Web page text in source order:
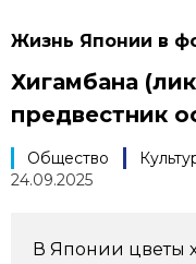
Фото/Видео
Разделы
Люди
Популярные
Жизнь Японии в
Хигамбана
предвестник
Общество
24.09.2025
В Японии цветы